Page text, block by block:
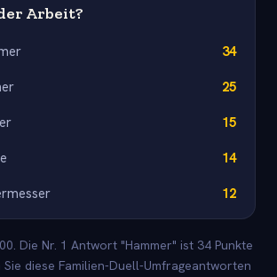
Arbeit?
34
25
15
14
12
Die Nr. 1 Antwort "Hammer" ist 34 Punkte
diese Familien-Duell-Umfrageantworten